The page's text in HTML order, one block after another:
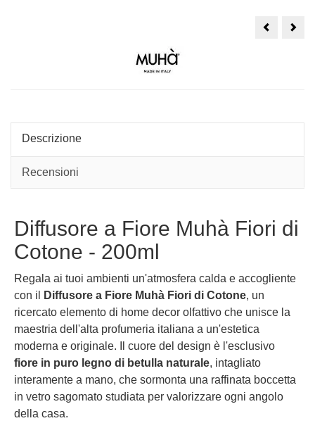
Descrizione
Recensioni
Diffusore a Fiore Muhà Fiori di
Cotone - 200ml
Regala ai tuoi ambienti un'atmosfera calda e accogliente
con il
Diffusore a Fiore Muhà Fiori di Cotone, un
ricercato elemento di home decor olfattivo che unisce la
maestria dell'alta profumeria italiana a un'estetica
moderna e originale. Il cuore del design è l'esclusivo
fiore in puro legno di betulla naturale, intagliato
interamente a mano, che sormonta una raffinata boccetta
in vetro sagomato studiata per valorizzare ogni angolo
della casa.